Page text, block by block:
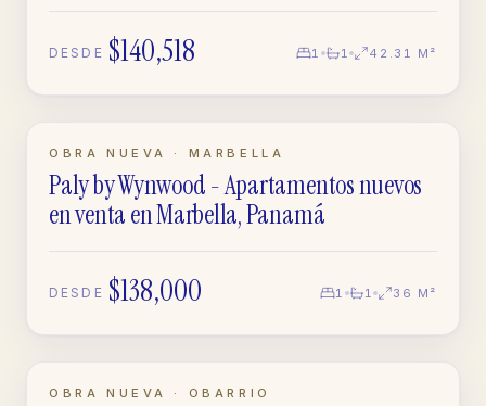
DESDE $140,518 1 1 42.31 M²
PREVENTA
APARTAMENTO
OBRA NUEVA · MARBELLA
Paly by Wynwood - Apartamentos nuevos
en venta en Marbella, Panamá
DESDE $138,000 1 1 36 M²
EN CONSTRUCCIÓN
OBRA NUEVA · OBARRIO